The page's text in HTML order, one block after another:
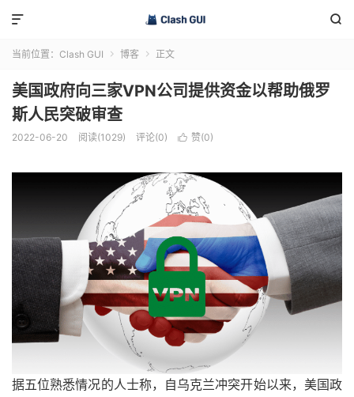


当前位置： Clash GUI  博客  正文
美国政府向三家VPN公司提供资金以帮助俄罗
斯人民突破审查
2022-06-20 阅读(1029) 评论(0)  赞(0)
据五位熟悉情况的人士称，自乌克兰冲突开始以来，美国政